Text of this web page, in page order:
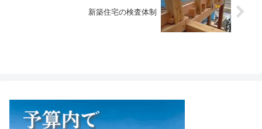
新築住宅の検査体制